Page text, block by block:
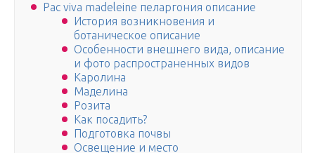
Pac viva madeleine пеларгония описание
История возникновения и
ботаническое описание
Особенности внешнего вида, описание
и фото распространенных видов
Каролина
Маделина
Розита
Как посадить?
Подготовка почвы
Освещение и место